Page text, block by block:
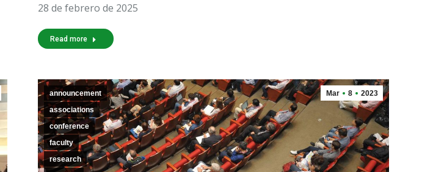
28 de febrero de 2025
Read more
Mar 8 2023
announcement
associations
conference
faculty
research